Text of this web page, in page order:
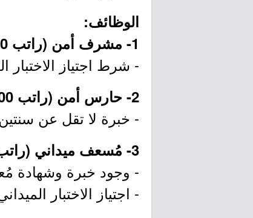
الوظائف:
1- مشرف أمن (راتب 7,000 ريال):
- شرط اجتياز الاختبار
2- حارس أمن (راتب 5,500 ريال):
- خبرة لا تقل عن
3- مُسعف ميداني (راتب 6,000 ريال):
- وجود خبرة وشهادة
- اجتياز الاختبار